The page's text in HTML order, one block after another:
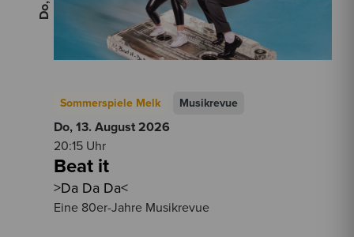
Sommerspiele Melk Musikrevue
Do, 13. August 2026
20:15 Uhr
Beat it
>Da Da Da<
Eine 80er-Jahre Musikrevue